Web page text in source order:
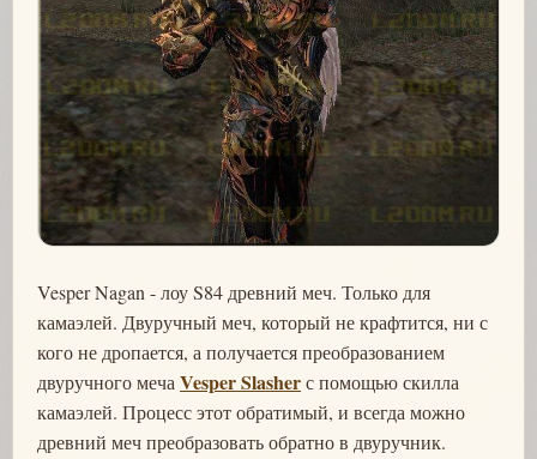
Vesper Nagan - лоу S84 древний меч. Только для
камаэлей. Двуручный меч, который не крафтится, ни с
кого не дропается, а получается преобразованием
двуручного меча Vesper Slasherс помощью скилла
камаэлей. Процесс этот обратимый, и всегда можно
древний меч преобразовать обратно в двуручник.